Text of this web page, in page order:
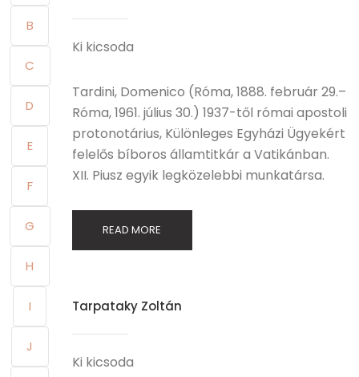
B
C
D
E
F
G
H
I
J
Ki kicsoda
Tardini, Domenico (Róma, 1888. február 29.–
Róma, 1961. július 30.) 1937-től római apostoli
protonotárius, Különleges Egyházi Ügyekért
felelős bíboros államtitkár a Vatikánban.
XII. Piusz egyik legközelebbi munkatársa.
READ MORE
Tarpataky Zoltán
Ki kicsoda